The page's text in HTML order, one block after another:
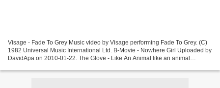
Visage - Fade To Grey Music video by Visage performing Fade To Grey. (C)
1982 Universal Music International Ltd. B-Movie - Nowhere Girl Uploaded by
DavidApa on 2010-01-22. The Glove - Like An Animal like an animal